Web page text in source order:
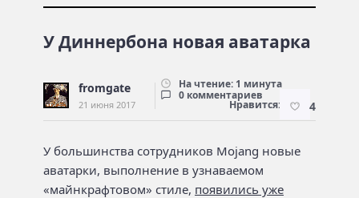
У Диннербона новая аватарка
fromgate
21 июня 2017
На чтение: 1 минута
0 комментариев
Нравится: 4
У большинства сотрудников Mojang новые
аватарки, выполнение в узнаваемом
«майнкрафтовом» стиле, появились уже